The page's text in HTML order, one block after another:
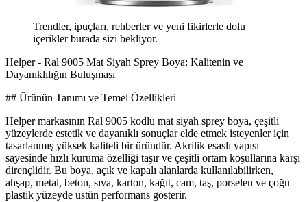
Trendler, ipuçları, rehberler ve yeni fikirlerle dolu
içerikler burada sizi bekliyor.
Helper - Ral 9005 Mat Siyah Sprey Boya: Kalitenin ve
Dayanıklılığın Buluşması
## Ürünün Tanımı ve Temel Özellikleri
Helper markasının Ral 9005 kodlu mat siyah sprey boya, çeşitli
yüzeylerde estetik ve dayanıklı sonuçlar elde etmek isteyenler için
tasarlanmış yüksek kaliteli bir üründür. Akrilik esaslı yapısı
sayesinde hızlı kuruma özelliği taşır ve çeşitli ortam koşullarına karşı
dirençlidir. Bu boya, açık ve kapalı alanlarda kullanılabilirken,
ahşap, metal, beton, sıva, karton, kağıt, cam, taş, porselen ve çoğu
plastik yüzeyde üstün performans gösterir.